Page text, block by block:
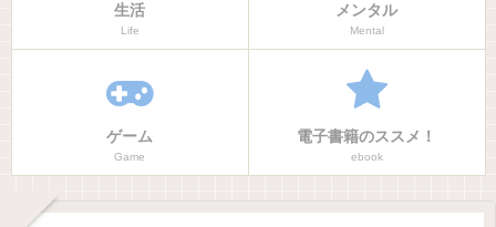
生活
Life
メンタル
Mental
ゲーム
Game
電子書籍のススメ！
ebook